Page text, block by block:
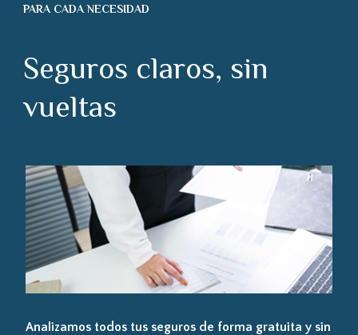
PARA CADA NECESIDAD
Seguros claros, sin
vueltas
Analizamos todos tus seguros de forma gratuita y sin